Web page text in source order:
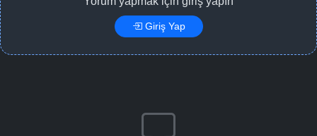
Giriş Yap